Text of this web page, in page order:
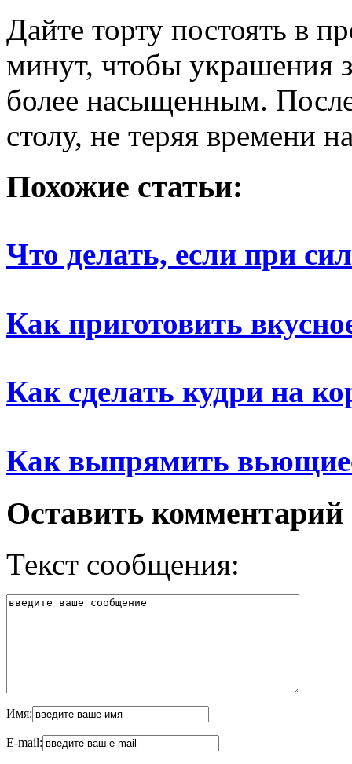
Дайте торту постоять в
минут, чтобы украшения
более насыщенным.
столу, не теряя времени
Похожие статьи:
Что делать, если при
Как приготовить
Как сделать кудри на
Как выпрямить
Оставить комментарий
Текст сообщения:
Имя:
E-mail: